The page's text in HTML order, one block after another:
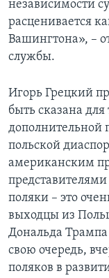
независимости
расценивается
Вашингтона», –
службы.
Игорь Грецкий
быть сказана для
дополнительной
польской
американским
поляки – это
выходцы из
Дональда
свою очередь,
поляков в